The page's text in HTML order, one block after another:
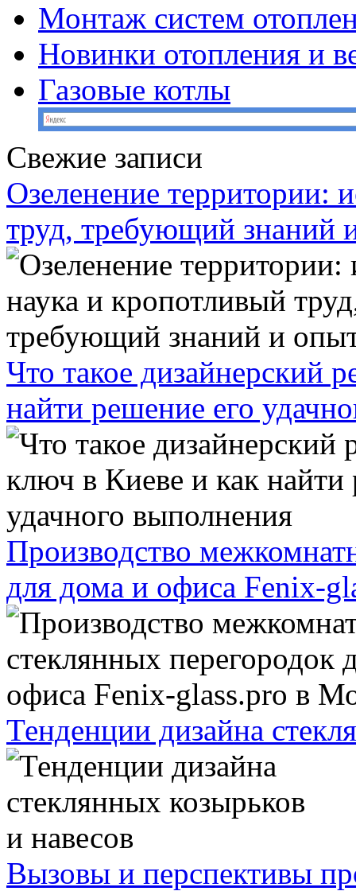
Монтаж систем
Новинки отопления и
Газовые котлы
Свежие записи
Озеленение территории:
труд, требующий знаний
Что такое дизайнерский
найти решение его
Производство
для дома и офиса Fenix-
Тенденции дизайна
Вызовы и перспективы